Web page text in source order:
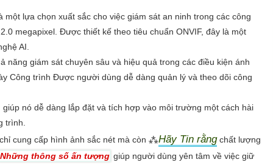
một lựa chọn xuất sắc cho việc giám sát an ninh trong các công
megapixel. Được thiết kế theo tiêu chuẩn ONVIF, đây là một
AI.
năng giám sát chuyên sâu và hiệu quả trong các điều kiện ánh
Công trình Được người dùng dễ dàng quản lý và theo dõi công
nó dễ dàng lắp đặt và tích hợp vào môi trường một cách hài
trình.
cung cấp hình ảnh sắc nét mà còn ⁂Hãy Tin rằngchất lượng
Những thông số ấn tượng giúp người dùng yên tâm về việc giữ